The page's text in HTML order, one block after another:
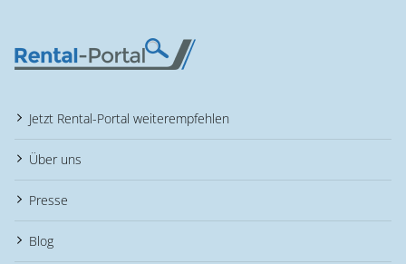
Jetzt Rental-Portal weiterempfehlen
Über uns
Presse
Blog